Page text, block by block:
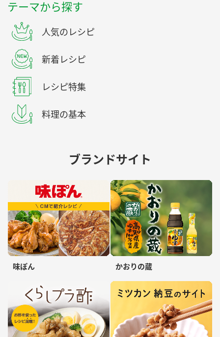
テーマから探す
人気のレシピ
新着レシピ
レシピ特集
料理の基本
ブランドサイト
味ぽん かおりの蔵